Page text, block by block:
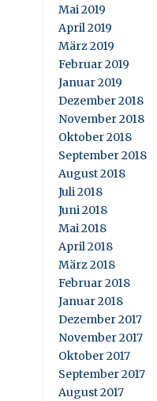
Mai 2019
April 2019
März 2019
Februar 2019
Januar 2019
Dezember 2018
November 2018
Oktober 2018
September 2018
August 2018
Juli 2018
Juni 2018
Mai 2018
April 2018
März 2018
Februar 2018
Januar 2018
Dezember 2017
November 2017
Oktober 2017
September 2017
August 2017